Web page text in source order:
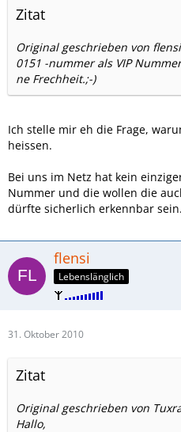
Zitat
Original geschrieben von flensi
0151 -nummer als VIP
ne Frechheit.;-)
Ich stelle mir eh die Frage,
heissen.
Bei uns im Netz hat kein
Nummer und die wollen die
dürfte sicherlich erkennbar sein.
flensi
Lebenslänglich
31. Oktober 2010
Zitat
Original geschrieben von
Hallo,